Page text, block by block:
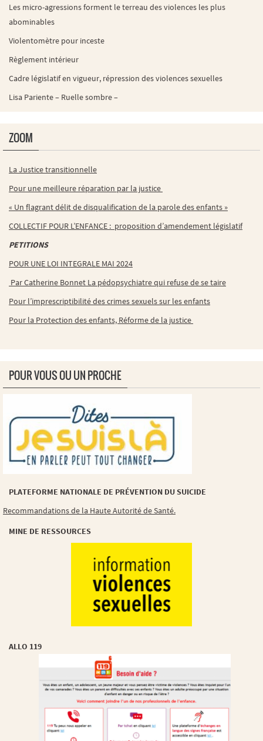
Les micro-agressions forment le terreau des violences les plus
abominables
Violentomètre pour inceste
Règlement intérieur
Cadre législatif en vigueur, répression des violences sexuelles
Lisa Pariente – Ruelle sombre –
ZOOM
La Justice transitionnelle
Pour une meilleure réparation par la justice
« Un flagrant délit de disqualification de la parole des enfants »
COLLECTIF POUR L’ENFANCE : proposition d’amendement législatif
PETITIONS
POUR UNE LOI INTEGRALE MAI 2024
Par Catherine Bonnet La pédopsychiatre qui refuse de se taire
Pour l’imprescriptibilité des crimes sexuels sur les enfants
Pour la Protection des enfants, Réforme de la justice
POUR VOUS OU UN PROCHE
PLATEFORME NATIONALE DE PRÉVENTION DU SUICIDE
Recommandations de la Haute Autorité de Santé.
MINE DE RESSOURCES
ALLO 119